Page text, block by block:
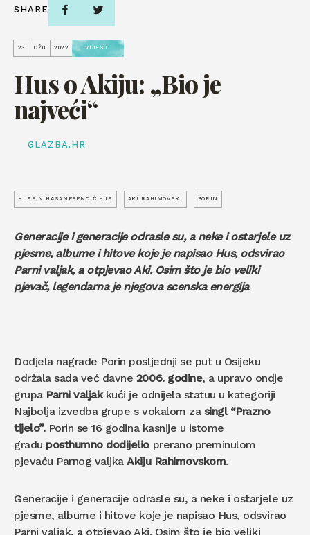
23 OŽU 2022 VIJESTI
Hus o Akiju: „Bio je
najveći“
GLAZBA.HR
SHARE
HUSEIN HASANEFENDIĆ HUS AKI RAHIMOVSKI PORIN
Generacije i generacije odrasle su, a neke i ostarjele uz
pjesme, albume i hitove koje je napisao Hus, odsvirao
Parni valjak, a otpjevao Aki. Osim što je bio veliki
pjevač, legendarna je njegova scenska energija
Dodjela nagrade Porin posljednji se put u Osijeku
održala sada već davne 2006. godine, a upravo ondje
grupa Parni valjakkući je odnijela statuu u kategoriji
Najbolja izvedba grupe s vokalom za singl “Prazno
tijelo”.Porin se 16 godina kasnije u istome
gradu posthumno dodijelio prerano preminulom
pjevaču Parnog valjkaAkiju Rahimovskom.
Generacije i generacije odrasle su, a neke i ostarjele uz
pjesme, albume i hitove koje je napisao Hus, odsvirao
Parni valjak, a otpjevao Aki. Osim što je bio veliki